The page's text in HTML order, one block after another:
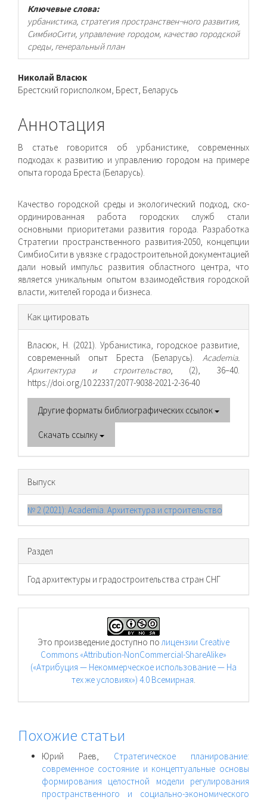
Ключевые слова:
урбанистика, стратегия пространствен¬ного развития,
СимбиоСити, управление городом, качество городской
среды, генеральный план
Основное
содержимое
статьи
Николай Власюк
Брестский горисполком, Брест, Беларусь
Аннотация
В статье говорится об урбанистике, современных
подходах к развитию и управлению городом на примере
опыта города Бреста (Беларусь).
Качество городской среды и экологический подход, ско­
ординированная работа городских служб стали
основными приоритетами развития города. Разработка
Стратегии про­странственного развития-2050, концепции
СимбиоСити в увяз­ке с градостроительной документацией
дали новый импульс развития областного центра, что
является уникальным опытом взаимодействия городской
власти, жителей города и бизнеса.
Информация
о статье
Как цитировать
Власюк, Н. (2021). Урбанистика, городское развитие,
современный опыт Бреста (Беларусь). Academia.
Архитектура и строительство, (2), 36–40.
https://doi.org/10.22337/2077-9038-2021-2-36-40
Другие форматы библиографических ссылок
Скачать ссылку
Выпуск
№ 2 (2021): Academia. Архитектура и строительство
Раздел
Год архитектуры и градостроительства стран СНГ
Это произведение доступно полицензии Creative
Commons «Attribution-NonCommercial-ShareAlike»
(«Атрибуция — Некоммерческое использование — На
тех же условиях») 4.0 Всемирная.
Похожие статьи
Юрий Раев, Стратегическое планирование:
современное состояние и концептуальные основы
формирования целостной модели регулирования
пространственного и социально-экономического